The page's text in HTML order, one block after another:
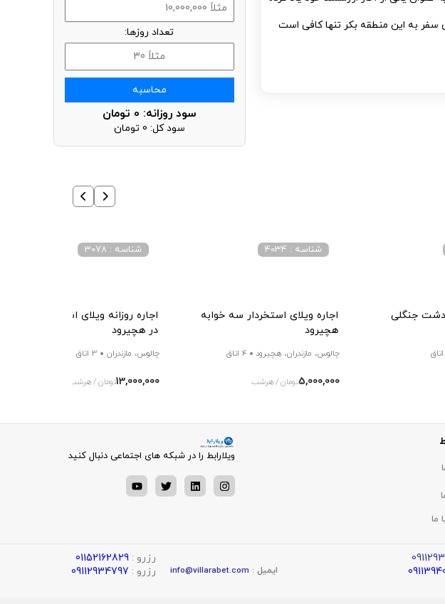
سفر به این منطقه بکر تنها کافی است
تعداد روزها:
محاسبه
سود روزانه: 0 تومان
سود کل: 0 تومان
جنگلی
اجاره ویلای استخردار سه خوابه
هچیرود
شناسه : 4034
چالوس، مازندران، هچیرود 4 اتاق
5,000,000تومان / هرشب
اجاره روزانه ویلای استخردار با
در هچیرود
شناسه : 3078
چالوس، مازندران 3 اتاق
13,000,000تومان / هرشب
ما
ویلارابط را در شبکه های اجتماعی دنبال کنید
ایمیل : info@villarabet.com
رزرو : 01152162829
رزرو : 09112934797